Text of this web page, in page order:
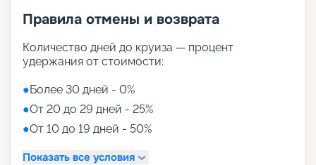
Правила отмены и возврата
Количество дней до круиза — процент
удержания от стоимости:
●Более 30 дней - 0%
●От 20 до 29 дней - 25%
●От 10 до 19 дней - 50%
Показать все условия